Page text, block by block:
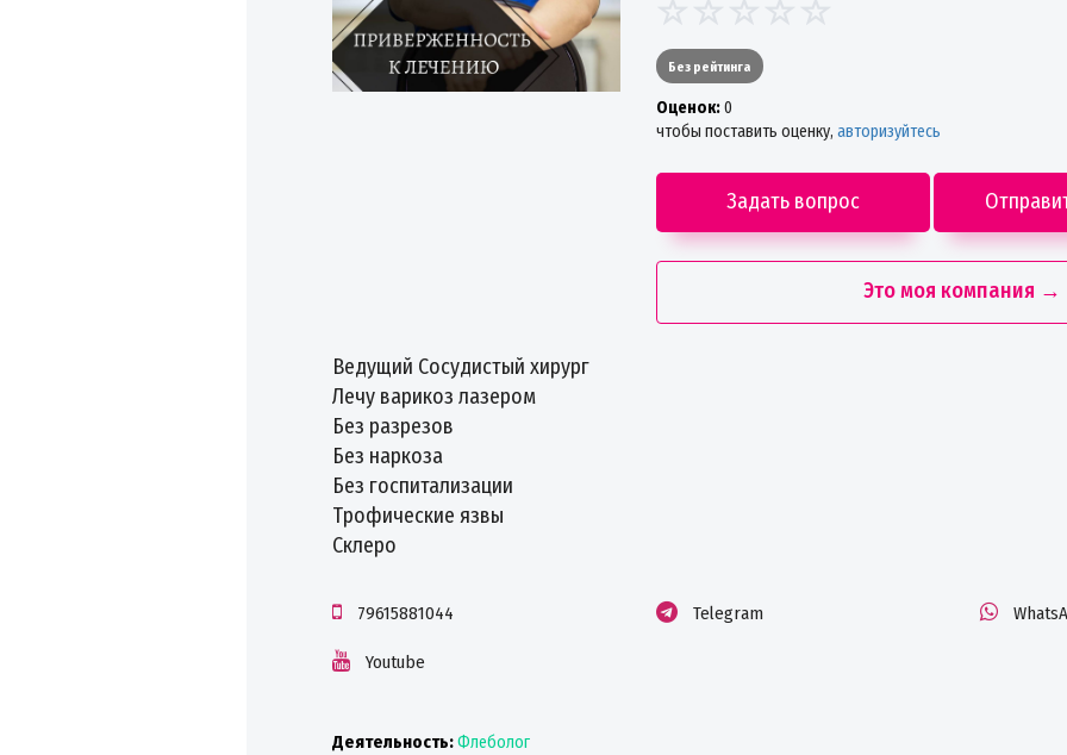
Без рейтинга
Oценок:0
чтобы поставить оценку, авторизуйтесь
Задать вопрос
Это моя компания →
Ведущий Сосудистый хирург
Лечу варикоз лазером
Без разрезов
Без наркоза
Без госпитализации
Трофические язвы
Склеро
79615881044 Telegram
Youtube
Деятельность:Флеболог